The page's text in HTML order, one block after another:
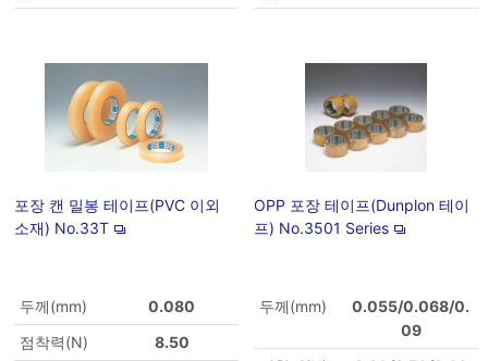
포장 캔 밀봉 테이프(PVC 이외
소재) No.33T
두께(mm)
0.080
점착력(N)
8.50
OPP 포장 테이프(Dunplon 테이
프) No.3501 Series
두께(mm)
0.055/0.068/0.
09